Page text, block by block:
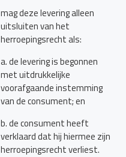
mag deze levering alleen
uitsluiten van het
herroepingsrecht als:
a. de levering is begonnen
met uitdrukkelijke
voorafgaande instemming
van de consument; en
b. de consument heeft
verklaard dat hij hiermee zijn
herroepingsrecht verliest.